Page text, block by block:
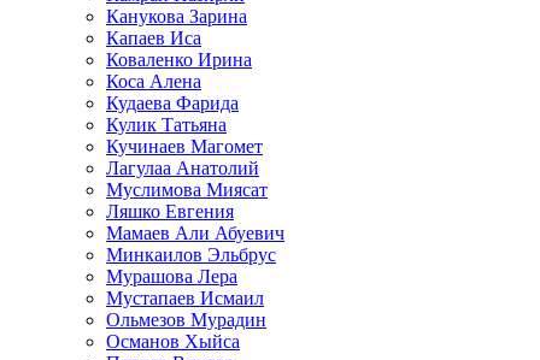
Канукова Зарина
Капаев Иса
Коваленко Ирина
Коса Алена
Кудаева Фарида
Кулик Татьяна
Кучинаев Магомет
Лагулаа Анатолий
Муслимова Миясат
Ляшко Евгения
Мамаев Али Абуевич
Минкаилов Эльбрус
Мурашова Лера
Мустапаев Исмаил
Ольмезов Мурадин
Османов Хыйса